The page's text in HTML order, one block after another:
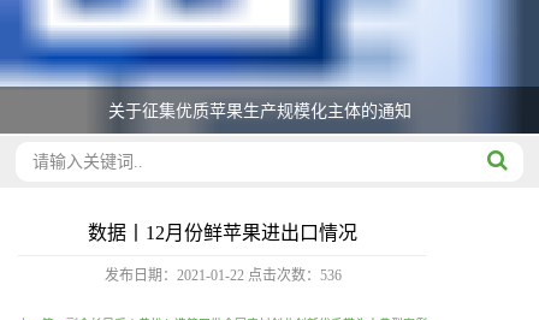
关于征集优质苹果生产规模化主体的通知
数据丨12月份鲜苹果进出口情况
发布日期：2021-01-22 点击次数： 536